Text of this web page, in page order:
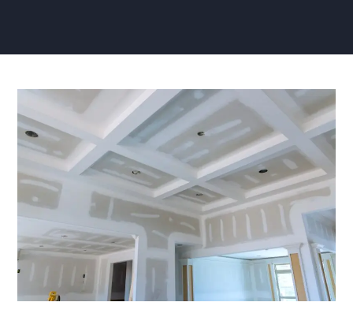
Plafond
Afwerken:
Tips
en
Stappenplan